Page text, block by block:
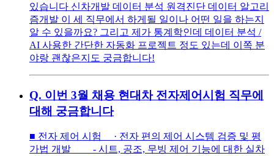
있습니다 신차개발 데이터 분석 원격진단 데이터 알고리
즘개발 이 세 직무에서 하게될 일이나 어떤 일을 하는지
알 수 있을까요? 그리고 제가 통계학인데 데이터 분석 /
AI 사용한 간단한 자동화 프로젝트 정도 있는데 이쪽 분
야랑 괜찮은지도 궁금합니다!
Q. 이번 3월 채용 현대차 전자제어시험 직무에
대해 궁금합니다
■ 전자 제어 시험 · 전자 편의 제어 시스템 검증 및 평
가법 개발 - 시트, 공조, 무빙 제어 기능에 대한 실차